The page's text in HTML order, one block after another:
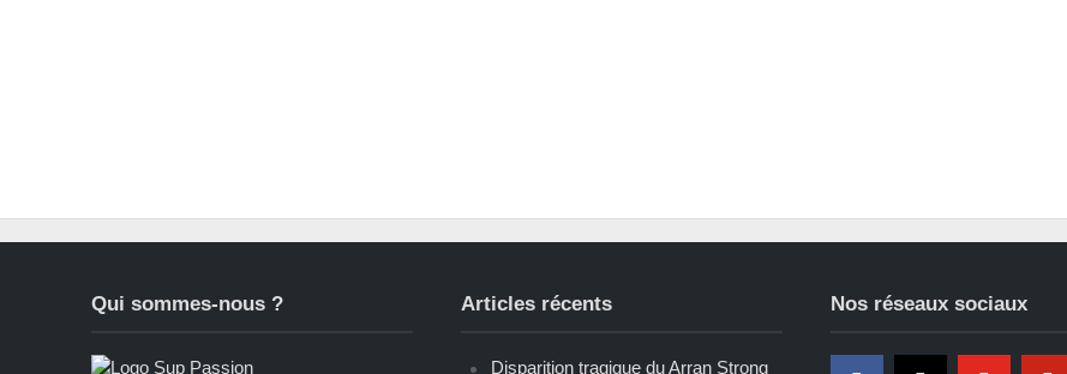
Qui sommes-nous ? Articles récents
Disparition tragique du Arran Strong
Nos réseaux sociaux